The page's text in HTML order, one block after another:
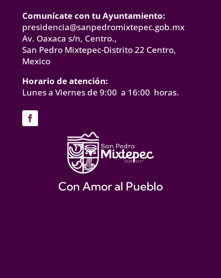
Comunícate con tu Ayuntamiento:
presidencia@sanpedromixtepec.gob.mx
Av. Oaxaca s/n, Centro.,
San Pedro Mixtepec-Distrito 22 Centro,
Mexico
Horario de atención:
Lunes a Viernes de 9:00 a 16:00 horas.
Con Amor al Pueblo